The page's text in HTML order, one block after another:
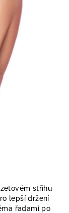
střihu
lepší držení
řadami po